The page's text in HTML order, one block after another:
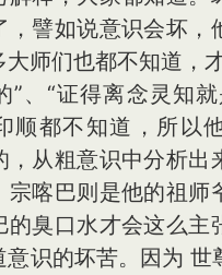
，譬如说意识会坏，
大师们也都不知道，
”、“证得离念灵知
顺都不知道，所以
，从粗意识中分析出
宗喀巴则是他的祖师
的臭口水才会这么主
识的坏苦。因为 世